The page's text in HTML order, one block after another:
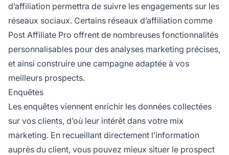
d’affiliation permettra de suivre les engagements sur les
réseaux sociaux. Certains réseaux d’affiliation comme
Post Affiliate Pro offrent de nombreuses fonctionnalités
personnalisables pour des analyses marketing précises,
et ainsi construire une campagne adaptée à vos
meilleurs prospects.
Enquêtes
Les enquêtes viennent enrichir les données collectées
sur vos clients, d’où leur intérêt dans votre mix
marketing. En recueillant directement l’information
auprès du client, vous pouvez mieux situer le prospect